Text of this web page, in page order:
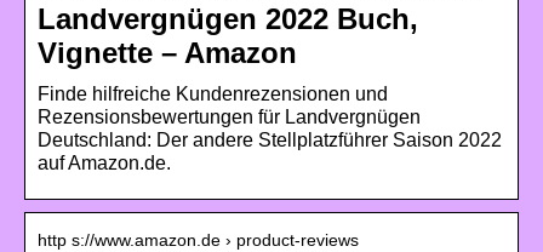
Landvergnügen 2022 Buch,
Vignette – Amazon
Finde hilfreiche Kundenrezensionen und
Rezensionsbewertungen für Landvergnügen
Deutschland: Der andere Stellplatzführer Saison 2022
auf Amazon.de.
http s://www.amazon.de › product-reviews